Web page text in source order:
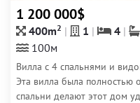
1 200 000$
400m2 1 4
100м
Вилла с 4 спальнями и
Эта вилла была полностью
спальни делают этот дом